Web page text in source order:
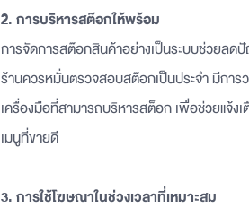
2. การบริหารสต๊อกให้พร้อม
การจัดการสต๊อกสินค้าอย่างเป็นระบบช่วยล
ร้านควรหมั่นตรวจสอบสต๊อกเป็นประจำ มีการ
เครื่องมือที่สามารถบริหารสต็อก เพื่อช่วยแจ้
เมนูที่ขายดี
3. การใช้โฆษณาในช่วงเวลาที่เหมาะสม